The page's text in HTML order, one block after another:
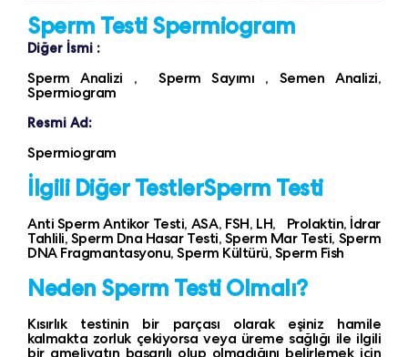
Sperm Testi Spermiogram
Diğer İsmi :
Sperm Analizi , Sperm Sayımı , Semen Analizi,
Spermiogram
Resmi Ad:
Spermiogram
İlgili Diğer TestlerSperm Testi
Anti Sperm Antikor Testi, ASA, FSH, LH, Prolaktin, İdrar
Tahlili, Sperm Dna Hasar Testi, Sperm Mar Testi, Sperm
DNA Fragmantasyonu, Sperm Kültürü, Sperm Fish
Neden Sperm Testi Olmalı?
Kısırlık testinin bir parçası olarak eşiniz hamile
kalmakta zorluk çekiyorsa veya üreme sağlığı ile ilgili
bir ameliyatın başarılı olup olmadığını belirlemek için